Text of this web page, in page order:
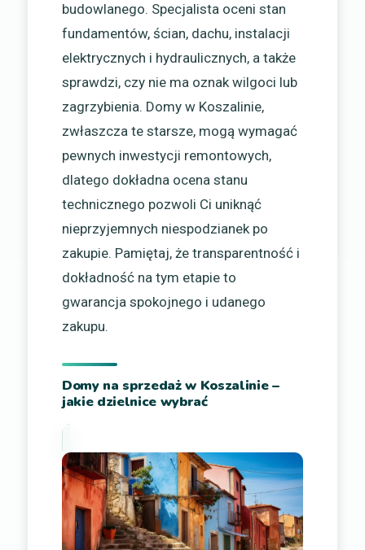
budowlanego. Specjalista oceni stan
fundamentów, ścian, dachu, instalacji
elektrycznych i hydraulicznych, a także
sprawdzi, czy nie ma oznak wilgoci lub
zagrzybienia. Domy w Koszalinie,
zwłaszcza te starsze, mogą wymagać
pewnych inwestycji remontowych,
dlatego dokładna ocena stanu
technicznego pozwoli Ci uniknąć
nieprzyjemnych niespodzianek po
zakupie. Pamiętaj, że transparentność i
dokładność na tym etapie to
gwarancja spokojnego i udanego
zakupu.
Domy na sprzedaż w Koszalinie –
jakie dzielnice wybrać